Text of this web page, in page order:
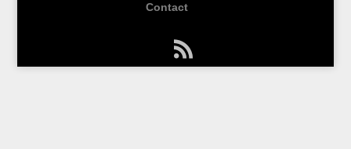
Contact